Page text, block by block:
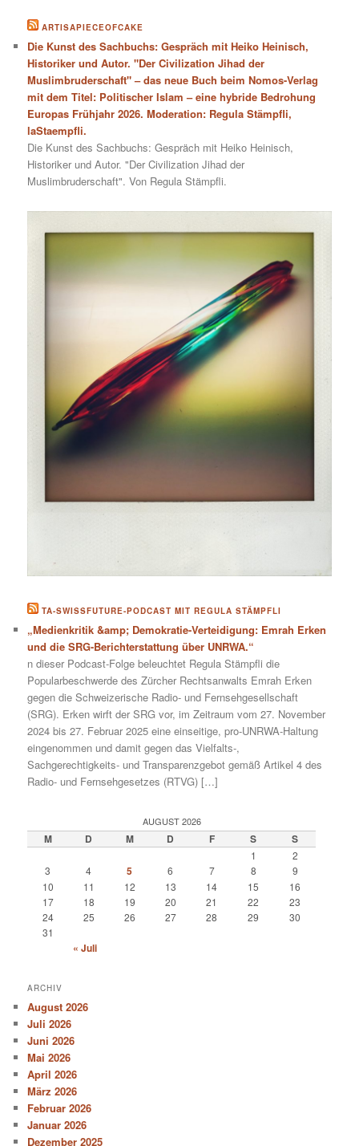
ARTISAPIECEOFCAKE
Die Kunst des Sachbuchs: Gespräch mit Heiko Heinisch,
Historiker und Autor. "Der Civilization Jihad der
Muslimbruderschaft" – das neue Buch beim Nomos-Verlag
mit dem Titel: Politischer Islam – eine hybride Bedrohung
Europas Frühjahr 2026. Moderation: Regula Stämpfli,
laStaempfli.
Die Kunst des Sachbuchs: Gespräch mit Heiko Heinisch,
Historiker und Autor. "Der Civilization Jihad der
Muslimbruderschaft". Von Regula Stämpfli.
TA-SWISSFUTURE-PODCAST MIT REGULA STÄMPFLI
„Medienkritik &amp; Demokratie-Verteidigung: Emrah Erken
und die SRG-Berichterstattung über UNRWA.“
n dieser Podcast-Folge beleuchtet Regula Stämpfli die
Popularbeschwerde des Zürcher Rechtsanwalts Emrah Erken
gegen die Schweizerische Radio- und Fernsehgesellschaft
(SRG). Erken wirft der SRG vor, im Zeitraum vom 27. November
2024 bis 27. Februar 2025 eine einseitige, pro-UNRWA-Haltung
eingenommen und damit gegen das Vielfalts-,
Sachgerechtigkeits- und Transparenzgebot gemäß Artikel 4 des
Radio- und Fernsehgesetzes (RTVG) […]
AUGUST 2026
M D M D F S S
1
2
3
4 5 6 7 8
9
10
11 12 13 14 15
16
17
18 19 20 21 22
23
24
25 26 27 28 29
30
31
« Juli
ARCHIV
August 2026
Juli 2026
Juni 2026
Mai 2026
April 2026
März 2026
Februar 2026
Januar 2026
Dezember 2025